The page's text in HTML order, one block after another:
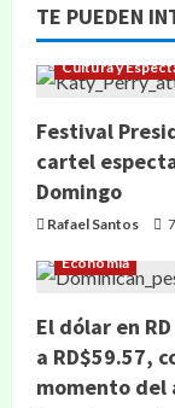
TE PUEDEN
Cultura y
Festival
cartel
Domingo
Rafael Santos
Economía
El dólar en
a RD$59.57,
momento del